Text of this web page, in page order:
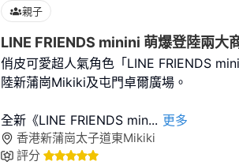
親子
LINE FRIENDS minini 萌爆登陸兩大
俏皮可愛超人氣角色「LINE FRIENDS
陸新蒲崗Mikiki及屯門卓爾廣場。
全新《LINE FRIENDS min... 更多
香港新蒲崗太子道東Mikiki
評分